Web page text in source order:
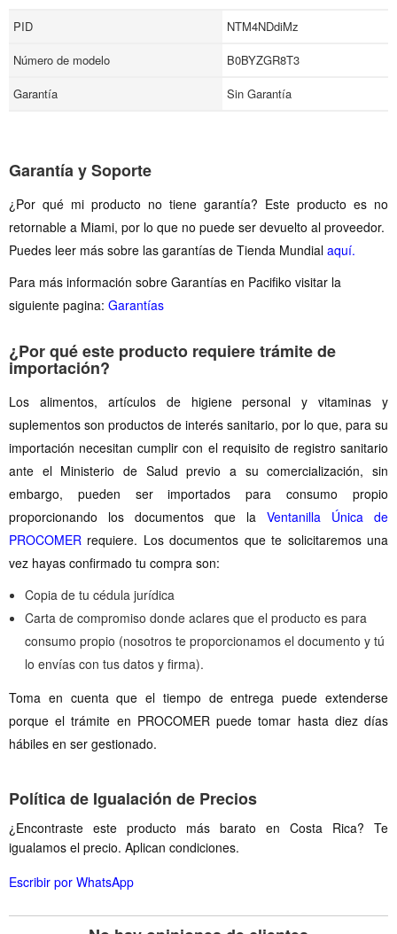
PID
NTM4NDdiMz
Número de modelo
B0BYZGR8T3
Garantía
Sin Garantía
Garantía y Soporte
¿Por qué mi producto no tiene garantía? Este producto es no
retornable a Miami, por lo que no puede ser devuelto al proveedor.
Puedes leer más sobre las garantías de Tienda Mundial aquí.
Para más información sobre Garantías en Pacifiko visitar la
siguiente pagina: Garantías
¿Por qué este producto requiere trámite de
importación?
Los alimentos, artículos de higiene personal y vitaminas y
suplementos son productos de interés sanitario, por lo que, para su
importación necesitan cumplir con el requisito de registro sanitario
ante el Ministerio de Salud previo a su comercialización, sin
embargo, pueden ser importados para consumo propio
proporcionando los documentos que la Ventanilla Única de
PROCOMER requiere. Los documentos que te solicitaremos una
vez hayas confirmado tu compra son:
Copia de tu cédula jurídica
Carta de compromiso donde aclares que el producto es para
consumo propio (nosotros te proporcionamos el documento y tú
lo envías con tus datos y firma).
Toma en cuenta que el tiempo de entrega puede extenderse
porque el trámite en PROCOMER puede tomar hasta diez días
hábiles en ser gestionado.
Política de Igualación de Precios
¿Encontraste este producto más barato en Costa Rica? Te
igualamos el precio. Aplican condiciones.
Escribir por WhatsApp